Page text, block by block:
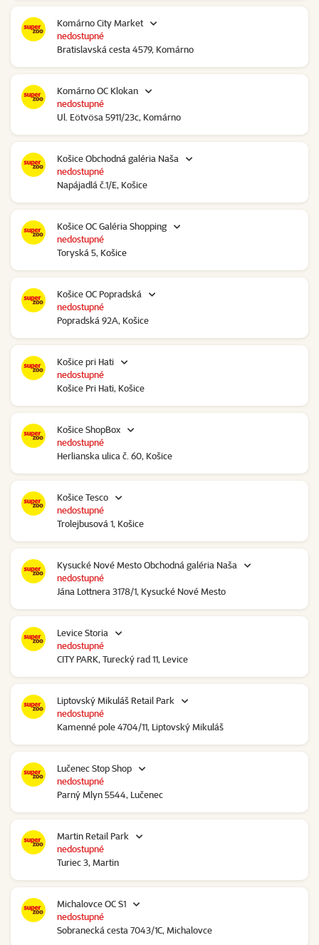
Komárno City Market
Bratislavská cesta 4579, Komárno
nedostupné
Komárno OC Klokan
Ul. Eötvösa 5911/23c, Komárno
nedostupné
Košice Obchodná galéria Naša
Napájadlá č.1/E, Košice
nedostupné
Košice OC Galéria Shopping
Toryská 5, Košice
nedostupné
Košice OC Popradská
Popradská 92A, Košice
nedostupné
Košice pri Hati
Košice Pri Hati, Košice
nedostupné
Košice ShopBox
Herlianska ulica č. 60, Košice
nedostupné
Košice Tesco
Trolejbusová 1, Košice
nedostupné
Kysucké Nové Mesto Obchodná galéria Naša
Jána Lottnera 3178/1, Kysucké Nové Mesto
nedostupné
Levice Storia
CITY PARK, Turecký rad 11, Levice
nedostupné
Liptovský Mikuláš Retail Park
Kamenné pole 4704/11, Liptovský Mikuláš
nedostupné
Lučenec Stop Shop
Parný Mlyn 5544, Lučenec
nedostupné
Martin Retail Park
Turiec 3, Martin
nedostupné
Michalovce OC S1
Sobranecká cesta 7043/1C, Michalovce
nedostupné